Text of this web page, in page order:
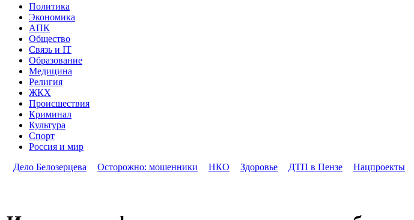
Политика
Экономика
АПК
Общество
Связь и IT
Образование
Медицина
Религия
ЖКХ
Происшествия
Криминал
Культура
Спорт
Россия и мир
Дело Белозерцева
Осторожно: мошенники НКО Здоровье ДТП в Пензе Нацпроекты